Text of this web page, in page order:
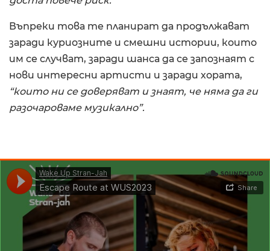
Въпреки това те планират да продължават
заради куриозните и смешни истории, които
им се случват, заради шанса да се запознаят с
нови интересни артисти и заради хората,
“които ни се доверяват и знаят, че няма да ги
разочароваме музикално”.